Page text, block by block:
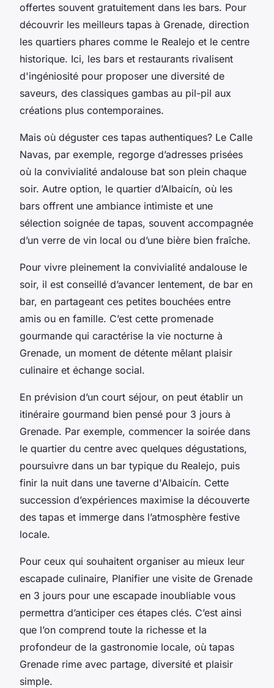
offertes souvent gratuitement dans les bars. Pour
découvrir les meilleurs tapas à Grenade, direction
les quartiers phares comme le Realejo et le centre
historique. Ici, les bars et restaurants rivalisent
d'ingéniosité pour proposer une diversité de
saveurs, des classiques gambas au pil-pil aux
créations plus contemporaines.
Mais où déguster ces tapas authentiques? Le Calle
Navas, par exemple, regorge d’adresses prisées
où la convivialité andalouse bat son plein chaque
soir. Autre option, le quartier d’Albaicín, où les
bars offrent une ambiance intimiste et une
sélection soignée de tapas, souvent accompagnée
d’un verre de vin local ou d’une bière bien fraîche.
Pour vivre pleinement la convivialité andalouse le
soir, il est conseillé d’avancer lentement, de bar en
bar, en partageant ces petites bouchées entre
amis ou en famille. C’est cette promenade
gourmande qui caractérise la vie nocturne à
Grenade, un moment de détente mêlant plaisir
culinaire et échange social.
En prévision d’un court séjour, on peut établir un
itinéraire gourmand bien pensé pour 3 jours à
Grenade. Par exemple, commencer la soirée dans
le quartier du centre avec quelques dégustations,
poursuivre dans un bar typique du Realejo, puis
finir la nuit dans une taverne d'Albaicín. Cette
succession d’expériences maximise la découverte
des tapas et immerge dans l’atmosphère festive
locale.
Pour ceux qui souhaitent organiser au mieux leur
escapade culinaire, Planifier une visite de Grenade
en 3 jours pour une escapade inoubliable vous
permettra d’anticiper ces étapes clés. C’est ainsi
que l’on comprend toute la richesse et la
profondeur de la gastronomie locale, où tapas
Grenade rime avec partage, diversité et plaisir
simple.